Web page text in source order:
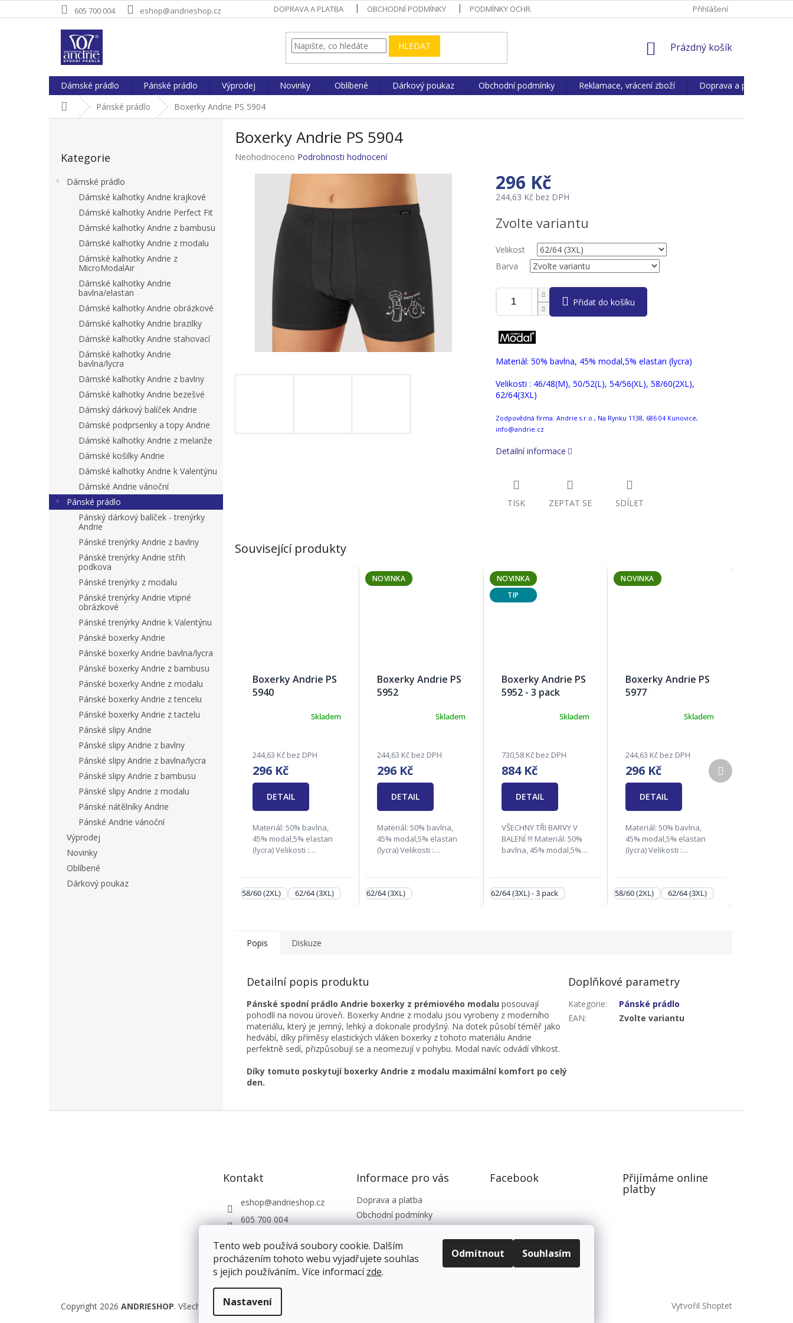
Tento web používá soubory cookie. Dalším
procházením tohoto webu vyjadřujete souhlas
s jejich používáním.. Více informacízde.
Nastavení
Odmítnout Souhlasím
na
605 700 004 eshop@andrieshop.cz DOPRAVA A PLATBA OBCHODNÍ PODMÍNKY PODMÍNKY OCHRANY OS. ÚDAJŮ REKLAMACE, VRÁCENÍ ZBOŽÍPřihlášení
HLEDAT
NÁKUPNÍ
Prázdný košík
Dámské prádlo Pánské prádlo Výprodej Novinky Oblíbené Dárkový poukaz Obchodní podmínky Reklamace, vrácení zboží Doprava a platba
Domů Pánské prádlo Boxerky Andrie PS 5904
kategorie
Kategorie
Dámské prádlo
Dámské kalhotky Andrie krajkové
Dámské kalhotky Andrie Perfect Fit
Dámské kalhotky Andrie z bambusu
Dámské kalhotky Andrie z modalu
Dámské kalhotky Andrie z
MicroModalAir
Dámské kalhotky Andrie
bavlna/elastan
Dámské kalhotky Andrie obrázkové
Dámské kalhotky Andrie brazilky
Dámské kalhotky Andrie stahovací
Dámské kalhotky Andrie
bavlna/lycra
Dámské kalhotky Andrie z bavlny
Dámské kalhotky Andrie bezešvé
Dámský dárkový balíček Andrie
Dámské podprsenky a topy Andrie
Dámské kalhotky Andrie z melanže
Dámské košilky Andrie
Dámské kalhotky Andrie k Valentýnu
Dámské Andrie vánoční
Pánské prádlo
Pánský dárkový balíček - trenýrky
Andrie
Pánské trenýrky Andrie z bavlny
Pánské trenýrky Andrie střih
podkova
Pánské trenýrky z modalu
Pánské trenýrky Andrie vtipné
obrázkové
Pánské trenýrky Andrie k Valentýnu
Pánské boxerky Andrie
Pánské boxerky Andrie bavlna/lycra
Pánské boxerky Andrie z bambusu
Pánské boxerky Andrie z modalu
Pánské boxerky Andrie z tencelu
Pánské boxerky Andrie z tactelu
Pánské slipy Andrie
Pánské slipy Andrie z bavlny
Pánské slipy Andrie z bavlna/lycra
Pánské slipy Andrie z bambusu
Pánské slipy Andrie z modalu
Pánské nátělníky Andrie
Pánské Andrie vánoční
Výprodej
Novinky
Oblíbené
Dárkový poukaz
Boxerky Andrie PS 5904
Průměrné
Neohodnoceno Podrobnosti hodnocení
296 Kč
244,63 Kč bez DPH
cena:
Zvolte variantu
Velikost
Barva
Přidat do košíku
Materiál: 50% bavlna, 45% modal,5% elastan (lycra)
Velikosti : 46/48(M), 50/52(L), 54/56(XL), 58/60(2XL),
62/64(3XL)
Zodpovědná firma: Andrie s.r.o., Na Rynku 1138, 686 04 Kunovice,
info@andrie.cz
Detailní informace
TISK ZEPTAT SE SDÍLET
Související produkty
Boxerky Andrie PS
5940
Skladem
244,63 Kč bez DPH
296 Kč
DETAIL
Materiál: 50% bavlna,
45% modal,5% elastan
(lycra) Velikosti :
firma: Andrie s.r.o., Na
58/60 (2XL) 62/64 (3XL)
NOVINKA
Boxerky Andrie PS
5952
Skladem
244,63 Kč bez DPH
296 Kč
DETAIL
Materiál: 50% bavlna,
45% modal,5% elastan
(lycra) Velikosti :
firma: Andrie s.r.o., Na
62/64 (3XL)
NOVINKA
TIP
Boxerky Andrie PS
5952 - 3 pack
je
z
5
hvězdiček.
Skladem
730,58 Kč bez DPH
884 Kč
DETAIL
VŠECHNY TŘI BARVY V
BALENÍ !!! Materiál: 50%
bavlna, 45% modal,5%
62/64(3XL) Zodpovědná
62/64 (3XL) - 3 pack
NOVINKA
Boxerky Andrie PS
5977
Skladem
244,63 Kč bez DPH
296 Kč
DETAIL
Materiál: 50% bavlna,
45% modal,5% elastan
(lycra) Velikosti :
firma: Andrie s.r.o., Na
58/60 (2XL) 62/64 (3XL)
Další
produkt
Popis Diskuze
Detailní popis produktu
Pánské spodní prádlo Andrie boxerky z prémiového modalu posouvají
pohodlí na novou úroveň. Boxerky Andrie z modalu jsou vyrobeny z moderního
materiálu, který je jemný, lehký a dokonale prodyšný. Na dotek působí téměř jako
hedvábí, díky příměsy elastických vláken boxerky z tohoto materiálu Andrie
perfektně sedí, přizpůsobují se a neomezují v pohybu. Modal navíc odvádí vlhkost.
Díky tomuto poskytují boxerky Andrie z modalu maximální komfort po celý
den.
Doplňkové parametry
Kategorie:
Pánské prádlo
EAN: Zvolte variantu
Kontakt
eshop@andrieshop.cz
605 700 004
Informace pro vás
Doprava a platba
Obchodní podmínky
Reklamace, vrácení zboží
Kontakty
Facebook Přijímáme online
platby
Vytvořil Shoptet
Copyright 2026 ANDRIESHOP. Všechna práva vyhrazena.